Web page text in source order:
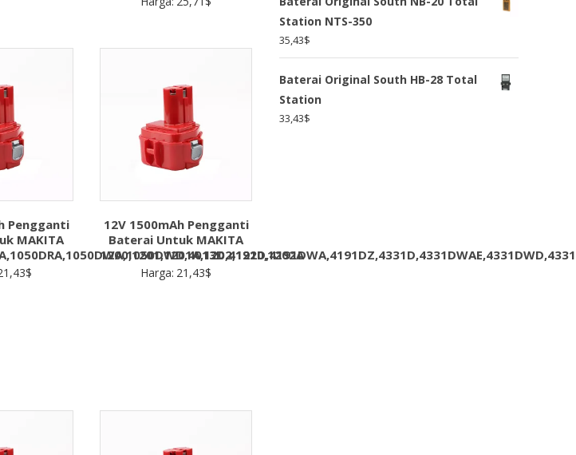
Pengganti
MAKITA
$
12V 1500mAh Pengganti
Baterai Untuk MAKITA
1200,1201,1201A,1202,1220,1202A
Harga: 21,43$
Station NTS-350
35,43$
Baterai Original South HB-28 Total
Station
33,43$